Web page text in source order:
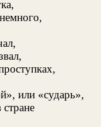
или «сударь»,